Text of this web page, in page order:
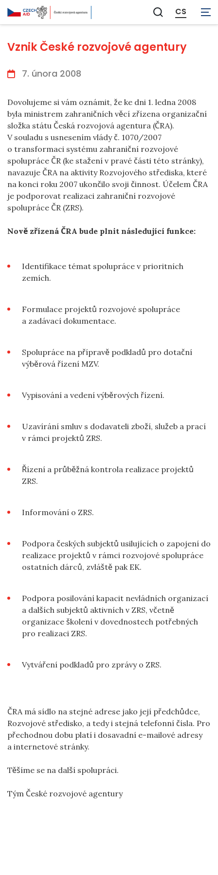
Zobrazit
vyhledávání
CS
Vznik České rozvojové agentury
7. února 2008
Dovolujeme si vám oznámit, že ke dni 1. ledna 2008
byla ministrem zahraničních věcí zřízena organizační
složka státu Česká rozvojová agentura (ČRA).
V souladu s usnesením vlády č. 1070/2007
o transformaci systému zahraniční rozvojové
spolupráce ČR (ke stažení v pravé části této stránky),
navazuje ČRA na aktivity Rozvojového střediska, které
na konci roku 2007 ukončilo svoji činnost. Účelem ČRA
je podporovat realizaci zahraniční rozvojové
spolupráce ČR (ZRS).
Nově zřízená ČRA bude plnit následující funkce:
Identifikace témat spolupráce v prioritních
zemích.
Formulace projektů rozvojové spolupráce
a zadávací dokumentace.
Spolupráce na přípravě podkladů pro dotační
výběrová řízení MZV.
Vypisování a vedení výběrových řízení.
Uzavírání smluv s dodavateli zboží, služeb a prací
v rámci projektů ZRS.
Řízení a průběžná kontrola realizace projektů
ZRS.
Informování o ZRS.
Podpora českých subjektů usilujících o zapojení do
realizace projektů v rámci rozvojové spolupráce
ostatních dárců, zvláště pak EK.
Podpora posilování kapacit nevládních organizací
a dalších subjektů aktivních v ZRS, včetně
organizace školení v dovednostech potřebných
pro realizaci ZRS.
Vytváření podkladů pro zprávy o ZRS.
ČRA má sídlo na stejné adrese jako její předchůdce,
Rozvojové středisko, a tedy i stejná telefonní čísla. Pro
přechodnou dobu platí i dosavadní e-mailové adresy
a internetové stránky.
Těšíme se na další spolupráci.
Tým České rozvojové agentury